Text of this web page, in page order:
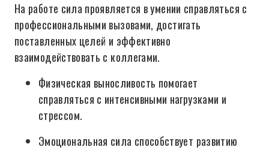
На работе сила проявляется в умении справляться с
профессиональными вызовами, достигать
поставленных целей и эффективно
взаимодействовать с коллегами.
Физическая выносливость помогает
справляться с интенсивными нагрузками и
стрессом.
Эмоциональная сила способствует развитию